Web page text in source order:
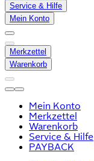
Service & Hilfe
Mein Konto
Merkzettel
Warenkorb
Mein Konto
Merkzettel
Warenkorb
Service & Hilfe
PAYBACK